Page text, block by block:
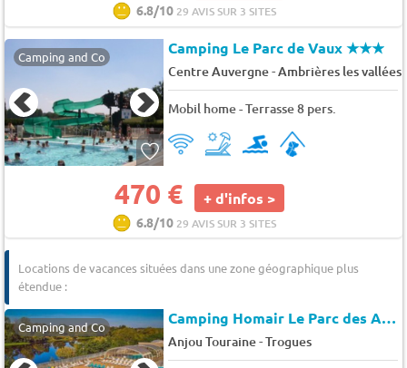
6.8/10 29 AVIS SUR 3 SITES
Camping and Co Camping Le Parc de Vaux★★★
Centre Auvergne-Ambrières les vallées
Mobil home - Terrasse 8 pers.
470 € + d'infos >
6.8/10 29 AVIS SUR 3 SITES
Locations de vacances situées dans une zone géographique plus
étendue :
Camping and Co Camping Homair Le Parc des Allais
Anjou Touraine-Trogues